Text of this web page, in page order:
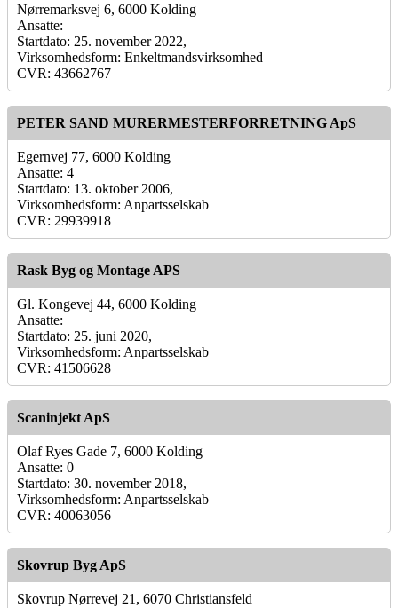
Nørremarksvej 6, 6000 Kolding
Ansatte:
Startdato: 25. november 2022,
Virksomhedsform: Enkeltmandsvirksomhed
CVR: 43662767
PETER SAND MURERMESTERFORRETNING ApS
Egernvej 77, 6000 Kolding
Ansatte: 4
Startdato: 13. oktober 2006,
Virksomhedsform: Anpartsselskab
CVR: 29939918
Rask Byg og Montage APS
Gl. Kongevej 44, 6000 Kolding
Ansatte:
Startdato: 25. juni 2020,
Virksomhedsform: Anpartsselskab
CVR: 41506628
Scaninjekt ApS
Olaf Ryes Gade 7, 6000 Kolding
Ansatte: 0
Startdato: 30. november 2018,
Virksomhedsform: Anpartsselskab
CVR: 40063056
Skovrup Byg ApS
Skovrup Nørrevej 21, 6070 Christiansfeld